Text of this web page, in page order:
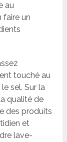
au
faire un
touché au
sel. Sur la
qualité de
des produits
et
lave-